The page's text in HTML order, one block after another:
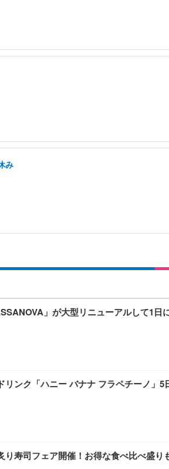
み
」が大型リニューアルして1
リンク「ハニー バナナ フラペチーノ」5
り寿司フェア開催！お得な食べ比べ盛り